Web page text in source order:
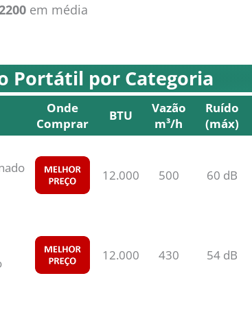
em média
Portátil por Categoria
Onde
Comprar
BTU
Vazão
m³/h
Ruído
(máx)
Comprar
12.000 500 60 dB
12.000 430 54 dB